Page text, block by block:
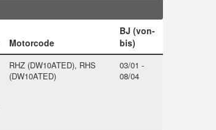
Motorcode
BJ (von-
bis)
RHZ (DW10ATED), RHS
(DW10ATED)
03/01 -
08/04